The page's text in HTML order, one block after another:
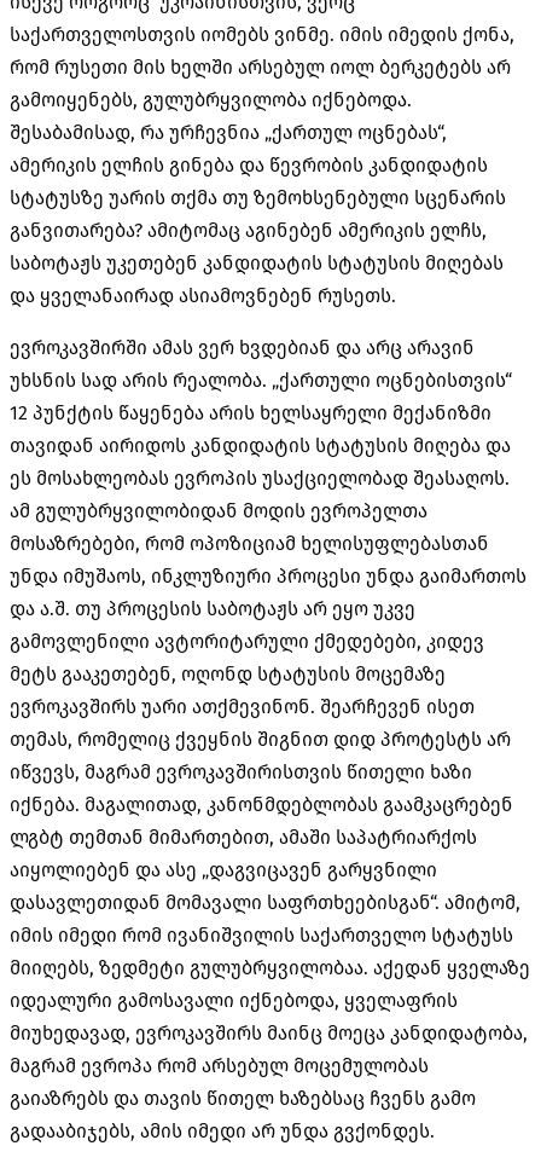
საქართველოსთვის იომებს ვინმე. იმის იმედის ქონა,
რომ რუსეთი მის ხელში არსებულ იოლ ბერკეტებს არ
გამოიყენებს, გულუბრყვილობა იქნებოდა.
შესაბამისად, რა ურჩევნია „ქართულ ოცნებას“,
ამერიკის ელჩის გინება და წევრობის კანდიდატის
სტატუსზე უარის თქმა თუ ზემოხსენებული სცენარის
განვითარება? ამიტომაც აგინებენ ამერიკის ელჩს,
საბოტაჟს უკეთებენ კანდიდატის სტატუსის მიღებას
და ყველანაირად ასიამოვნებენ რუსეთს.
ევროკავშირში ამას ვერ ხვდებიან და არც არავინ
უხსნის სად არის რეალობა. „ქართული ოცნებისთვის“
12 პუნქტის წაყენება არის ხელსაყრელი მექანიზმი
თავიდან აირიდოს კანდიდატის სტატუსის მიღება და
ეს მოსახლეობას ევროპის უსაქციელობად შეასაღოს.
ამ გულუბრყვილობიდან მოდის ევროპელთა
მოსაზრებები, რომ ოპოზიციამ ხელისუფლებასთან
უნდა იმუშაოს, ინკლუზიური პროცესი უნდა გაიმართოს
და ა.შ. თუ პროცესის საბოტაჟს არ ეყო უკვე
გამოვლენილი ავტორიტარული ქმედებები, კიდევ
მეტს გააკეთებენ, ოღონდ სტატუსის მოცემაზე
ევროკავშირს უარი ათქმევინონ. შეარჩევენ ისეთ
თემას, რომელიც ქვეყნის შიგნით დიდ პროტესტს არ
იწვევს, მაგრამ ევროკავშირისთვის წითელი ხაზი
იქნება. მაგალითად, კანონმდებლობას გაამკაცრებენ
ლგბტ თემთან მიმართებით, ამაში საპატრიარქოს
აიყოლიებენ და ასე „დაგვიცავენ გარყვნილი
დასავლეთიდან მომავალი საფრთხეებისგან“. ამიტომ,
იმის იმედი რომ ივანიშვილის საქართველო სტატუსს
მიიღებს, ზედმეტი გულუბრყვილობაა. აქედან ყველაზე
იდეალური გამოსავალი იქნებოდა, ყველაფრის
მიუხედავად, ევროკავშირს მაინც მოეცა კანდიდატობა,
მაგრამ ევროპა რომ არსებულ მოცემულობას
გაიაზრებს და თავის წითელ ხაზებსაც ჩვენს გამო
გადააბიჯებს, ამის იმედი არ უნდა გვქონდეს.